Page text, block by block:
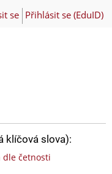
se Přihlásit se (EduID)
klíčová slova):
dle četnosti